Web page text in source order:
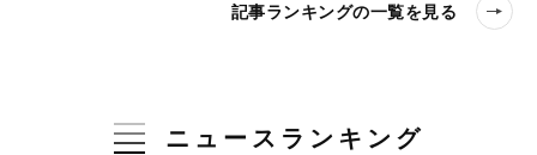
記事ランキングの一覧を見る
ニュースランキング